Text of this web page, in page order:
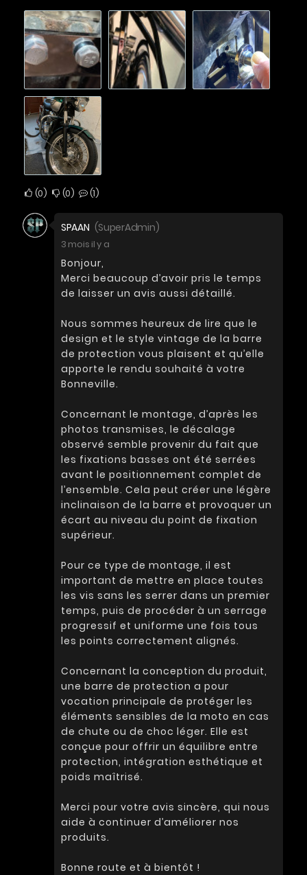
0 0 1
SPAAN (SuperAdmin)
3 mois il y a
Bonjour,
Merci beaucoup d’avoir pris le temps
de laisser un avis aussi détaillé.
Nous sommes heureux de lire que le
design et le style vintage de la barre
de protection vous plaisent et qu’elle
apporte le rendu souhaité à votre
Bonneville.
Concernant le montage, d’après les
photos transmises, le décalage
observé semble provenir du fait que
les fixations basses ont été serrées
avant le positionnement complet de
l’ensemble. Cela peut créer une légère
inclinaison de la barre et provoquer un
écart au niveau du point de fixation
supérieur.
Pour ce type de montage, il est
important de mettre en place toutes
les vis sans les serrer dans un premier
temps, puis de procéder à un serrage
progressif et uniforme une fois tous
les points correctement alignés.
Concernant la conception du produit,
une barre de protection a pour
vocation principale de protéger les
éléments sensibles de la moto en cas
de chute ou de choc léger. Elle est
conçue pour offrir un équilibre entre
protection, intégration esthétique et
poids maîtrisé.
Merci pour votre avis sincère, qui nous
aide à continuer d’améliorer nos
produits.
Bonne route et à bientôt !